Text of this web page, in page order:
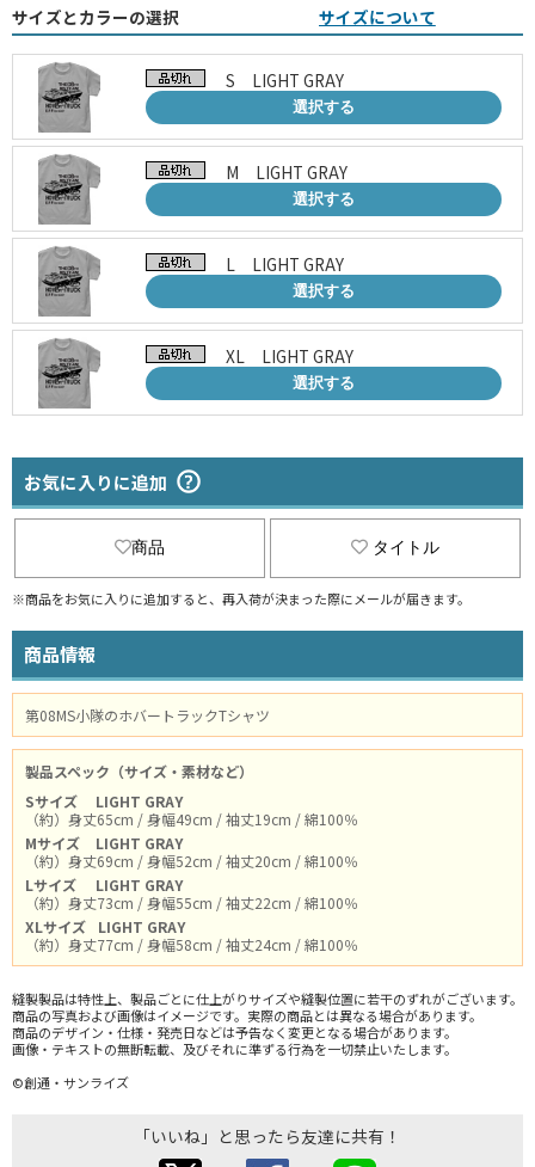
サイズとカラーの選択 サイズについて
S LIGHT GRAY
選択する
M LIGHT GRAY
選択する
L LIGHT GRAY
選択する
XL LIGHT GRAY
選択する
お気に入りに追加
商品 タイトル
※商品をお気に入りに追加すると、再入荷が決まった際にメールが届きます。
商品情報
第08MS小隊のホバートラックTシャツ
製品スペック（サイズ・素材など）
Sサイズ
LIGHT GRAY
（約）身丈65cm / 身幅49cm / 袖丈19cm / 綿100％
Mサイズ
LIGHT GRAY
（約）身丈69cm / 身幅52cm / 袖丈20cm / 綿100％
Lサイズ
LIGHT GRAY
（約）身丈73cm / 身幅55cm / 袖丈22cm / 綿100％
XLサイズ
LIGHT GRAY
（約）身丈77cm / 身幅58cm / 袖丈24cm / 綿100％
縫製製品は特性上、製品ごとに仕上がりサイズや縫製位置に若干のずれがございます。
商品の写真および画像はイメージです。実際の商品とは異なる場合があります。
商品のデザイン・仕様・発売日などは予告なく変更となる場合があります。
画像・テキストの無断転載、及びそれに準ずる行為を一切禁止いたします。
©創通・サンライズ
「いいね」と思ったら友達に共有！